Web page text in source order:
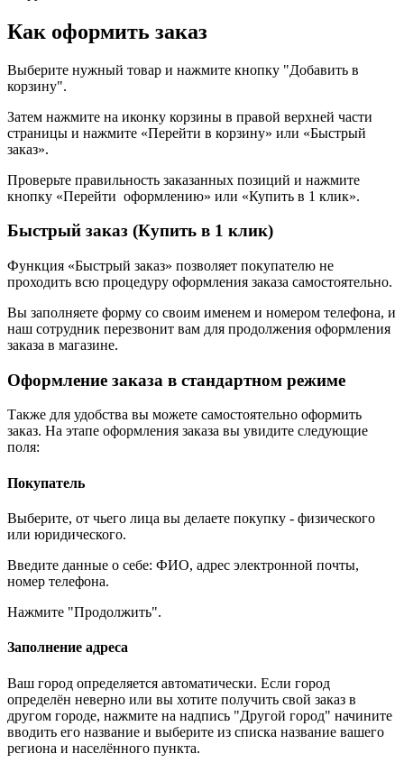
Как оформить заказ
Выберите нужный товар и нажмите кнопку "Добавить в
корзину".
Затем нажмите на иконку корзины в правой верхней части
страницы и нажмите «Перейти в корзину» или «Быстрый
заказ».
Проверьте правильность заказанных позиций и нажмите
кнопку «Перейти оформлению» или «Купить в 1 клик».
Быстрый заказ (Купить в 1 клик)
Функция «Быстрый заказ» позволяет покупателю не
проходить всю процедуру оформления заказа самостоятельно.
Вы заполняете форму со своим именем и номером телефона, и
наш сотрудник перезвонит вам для продолжения оформления
заказа в магазине.
Оформление заказа в стандартном режиме
Также для удобства вы можете самостоятельно оформить
заказ. На этапе оформления заказа вы увидите следующие
поля:
Покупатель
Выберите, от чьего лица вы делаете покупку - физического
или юридического.
Введите данные о себе: ФИО, адрес электронной почты,
номер телефона.
Нажмите "Продолжить".
Заполнение адреса
Ваш город определяется автоматически. Если город
определён неверно или вы хотите получить свой заказ в
другом городе, нажмите на надпись "Другой город" начините
вводить его название и выберите из списка название вашего
региона и населённого пункта.